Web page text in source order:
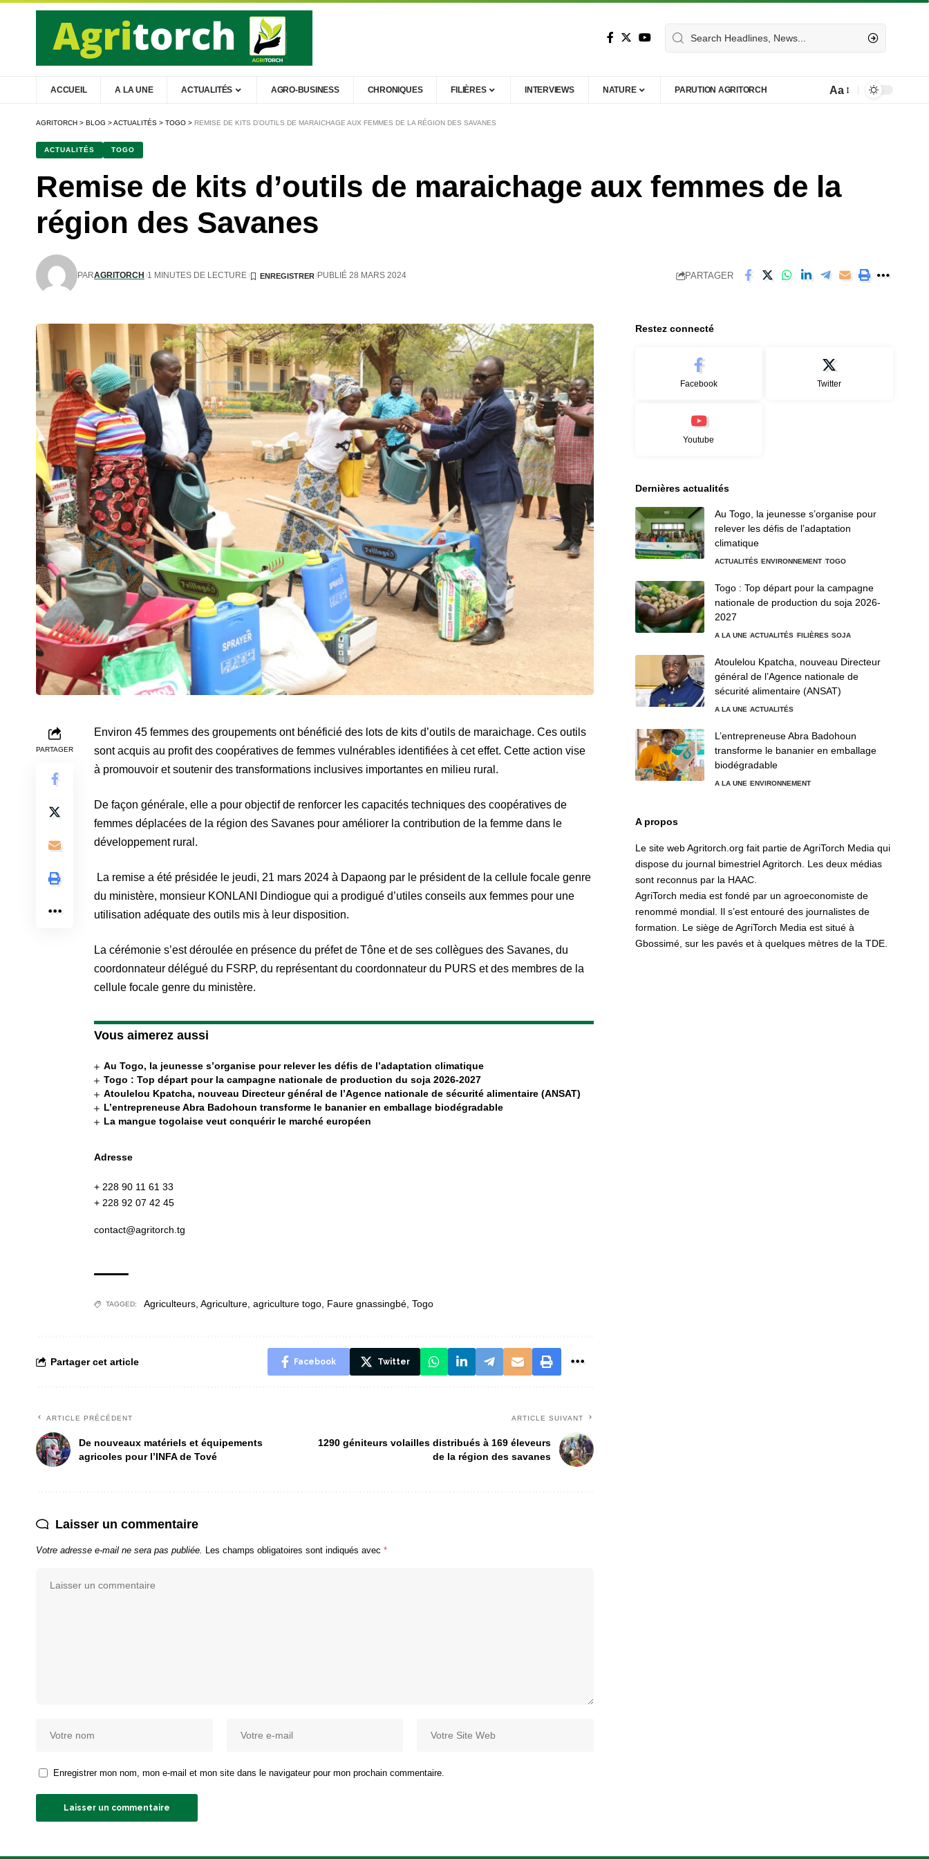
ACCUEIL A LA UNE ACTUALITÉS AGRO-BUSINESS CHRONIQUES FILIÈRES INTERVIEWS NATURE PARUTION AGRITORCH Aa
AGRITORCH > BLOG >ACTUALITÉS > TOGO > REMISE DE KITS D’OUTILS DE MARAICHAGE AUX FEMMES DE LA RÉGION DES SAVANES
ACTUALITÉS TOGO
Remise de kits d’outils de maraichage aux femmes de la
région des Savanes
PARAGRITORCH 1 MINUTES DE LECTURE PUBLIÉ 28 MARS 2024 PARTAGER
PARTAGER
Environ 45 femmes des groupements ont bénéficié des lots de kits d’outils de maraichage. Ces outils
sont acquis au profit des coopératives de femmes vulnérables identifiées à cet effet. Cette action vise
à promouvoir et soutenir des transformations inclusives importantes en milieu rural.
De façon générale, elle a pour objectif de renforcer les capacités techniques des coopératives de
femmes déplacées de la région des Savanes pour améliorer la contribution de la femme dans le
développement rural.
La remise a été présidée le jeudi, 21 mars 2024 à Dapaong par le président de la cellule focale genre
du ministère, monsieur KONLANI Dindiogue qui a prodigué d’utiles conseils aux femmes pour une
utilisation adéquate des outils mis à leur disposition.
La cérémonie s’est déroulée en présence du préfet de Tône et de ses collègues des Savanes, du
coordonnateur délégué du FSRP, du représentant du coordonnateur du PURS et des membres de la
cellule focale genre du ministère.
Vous aimerez aussi
Au Togo, la jeunesse s’organise pour relever les défis de l’adaptation climatique
Togo : Top départ pour la campagne nationale de production du soja 2026-2027
Atoulelou Kpatcha, nouveau Directeur général de l’Agence nationale de sécurité alimentaire (ANSAT)
L’entrepreneuse Abra Badohoun transforme le bananier en emballage biodégradable
La mangue togolaise veut conquérir le marché européen
Adresse
+ 228 90 11 61 33
+ 228 92 07 42 45
contact@agritorch.tg
TAGGED: Agriculteurs, Agriculture, agriculture togo, Faure gnassingbé, Togo
Partager cet article Facebook Twitter
ARTICLE PRÉCÉDENT
De nouveaux matériels et équipements
agricoles pour l’INFA de Tové
ARTICLE SUIVANT
1290 géniteurs volailles distribués à 169 éleveurs
de la région des savanes
Laisser un commentaire
Votre adresse e-mail ne sera pas publiée. Les champs obligatoires sont indiqués avec *
Enregistrer mon nom, mon e-mail et mon site dans le navigateur pour mon prochain commentaire.
Restez connecté
Facebook Twitter
Youtube
Dernières actualités
Au Togo, la jeunesse s’organise pour
relever les défis de l’adaptation
climatique
ACTUALITÉS ENVIRONNEMENT TOGO
Togo : Top départ pour la campagne
nationale de production du soja 2026-
2027
A LA UNE ACTUALITÉS FILIÈRES SOJA
Atoulelou Kpatcha, nouveau Directeur
général de l’Agence nationale de
sécurité alimentaire (ANSAT)
A LA UNE ACTUALITÉS
L’entrepreneuse Abra Badohoun
transforme le bananier en emballage
biodégradable
A LA UNE ENVIRONNEMENT
A propos
Le site web Agritorch.org fait partie de AgriTorch Media qui
dispose du journal bimestriel Agritorch. Les deux médias
sont reconnus par la HAAC.
AgriTorch media est fondé par un agroeconomiste de
renommé mondial. Il s’est entouré des journalistes de
formation. Le siège de AgriTorch Media est situé à
Gbossimé, sur les pavés et à quelques mètres de la TDE.